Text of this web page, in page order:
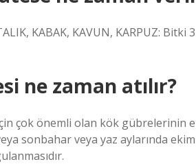
KABAK, KAVUN, KARPUZ:
ne zaman atılır?
çok önemli olan kök gübrelerinin
sonbahar veya yaz aylarında